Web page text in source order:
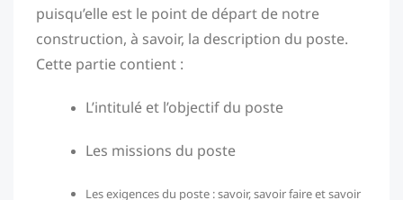
puisqu’elle est le point de départ de notre
construction, à savoir, la description du poste.
Cette partie contient :
L’intitulé et l’objectif du poste
Les missions du poste
Les exigences du poste : savoir, savoir faire et savoir